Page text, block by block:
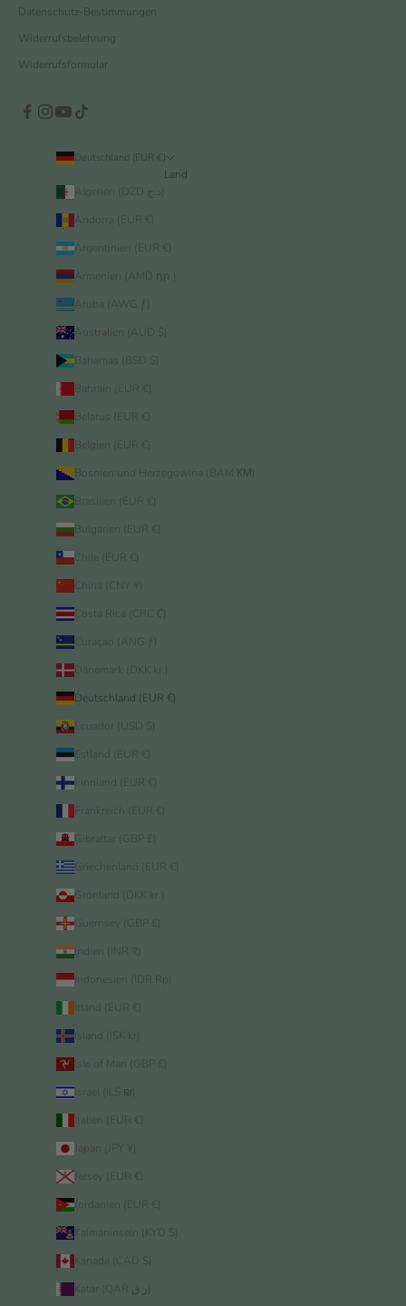
Datenschutz-Bestimmungen
Widerrufsbelehrung
Widerrufsformular
Deutschland (EUR €)
Land
Andorra (EUR €)
Argentinien (EUR €)
Armenien (AMD դր.)
Aruba (AWG ƒ)
Australien (AUD $)
Bahamas (BSD $)
Bahrain (EUR €)
Belarus (EUR €)
Belgien (EUR €)
Bosnien und Herzegowina (BAM КМ)
Brasilien (EUR €)
Bulgarien (EUR €)
Chile (EUR €)
China (CNY ¥)
Costa Rica (CRC ₡)
Curaçao (ANG ƒ)
Dänemark (DKK kr.)
Deutschland (EUR €)
Ecuador (USD $)
Estland (EUR €)
Finnland (EUR €)
Frankreich (EUR €)
Gibraltar (GBP £)
Griechenland (EUR €)
Grönland (DKK kr.)
Guernsey (GBP £)
Indien (INR ₹)
Indonesien (IDR Rp)
Irland (EUR €)
Island (ISK kr)
Isle of Man (GBP £)
Israel (ILS ₪)
Italien (EUR €)
Japan (JPY ¥)
Jersey (EUR €)
Jordanien (EUR €)
Kaimaninseln (KYD $)
Kanada (CAD $)